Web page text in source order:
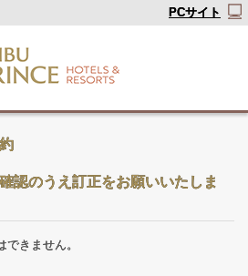
PCサイト
認のうえ訂正をお願いいたしま
きません。